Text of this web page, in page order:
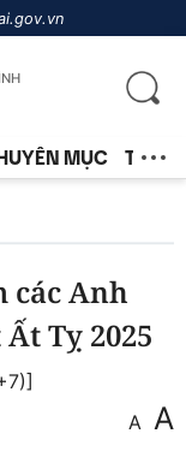
MỤC TIN
các Anh
Tỵ 2025
A A